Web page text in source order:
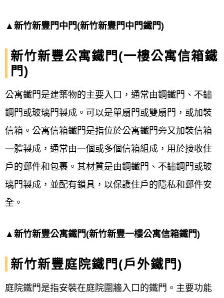
▲新竹新豐門中門(新竹新豐門中門鐵門)
新竹新豐公寓鐵門(一樓公寓信箱鐵
門)
公寓鐵門是建築物的主要入口，通常由鋼鐵門、不鏽
鋼門或玻璃門製成。可以是單扇門或雙扇門，或加裝
信箱。公寓信箱鐵門是指位於公寓鐵門旁又加裝信箱
一體製成，通常由一個或多個信箱組成，用於接收住
戶的郵件和包裹。其材質是由鋼鐵門、不鏽鋼門或玻
璃門製成，並配有鎖具，以保護住戶的隱私和郵件安
全。
▲新竹新豐公寓鐵門(新竹新豐一樓公寓信箱鐵門)
新竹新豐庭院鐵門(戶外鐵門)
庭院鐵門是指安裝在庭院圍牆入口的鐵門。主要功能